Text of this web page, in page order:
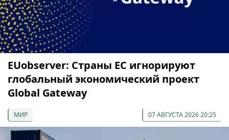
EUobserver: Страны ЕС игнорируют
глобальный экономический проект
Global Gateway
МИР 07 АВГУСТА 2026 20:25